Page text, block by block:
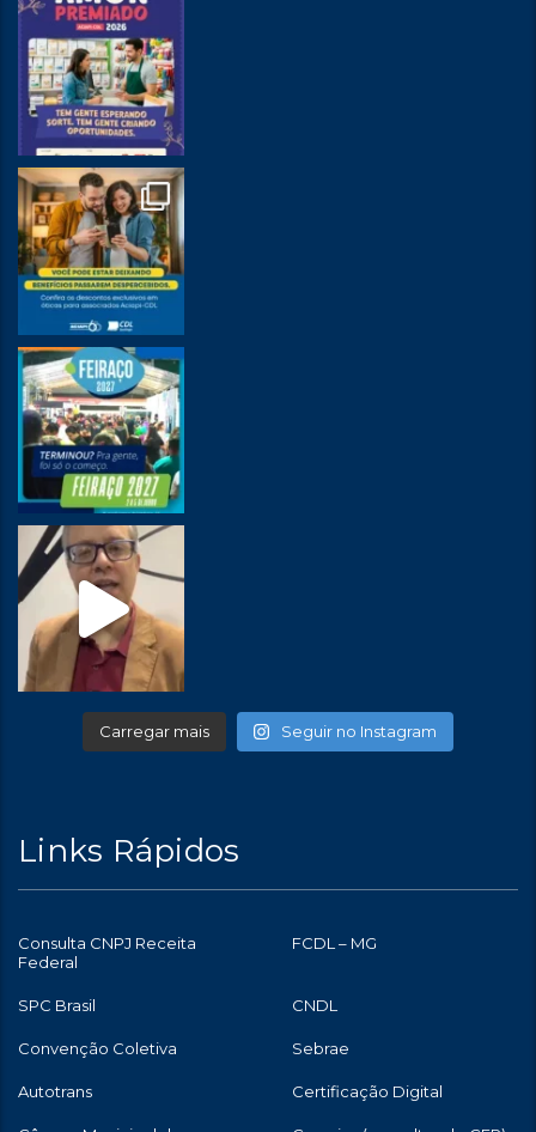
Carregar mais Seguir no Instagram
Links Rápidos
Consulta CNPJ Receita
Federal
FCDL – MG
SPC Brasil CNDL
Convenção Coletiva Sebrae
Autotrans Certificação Digital